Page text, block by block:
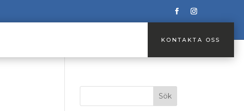
KONTAKTA OSS
KONTAKTA OSS
Sök